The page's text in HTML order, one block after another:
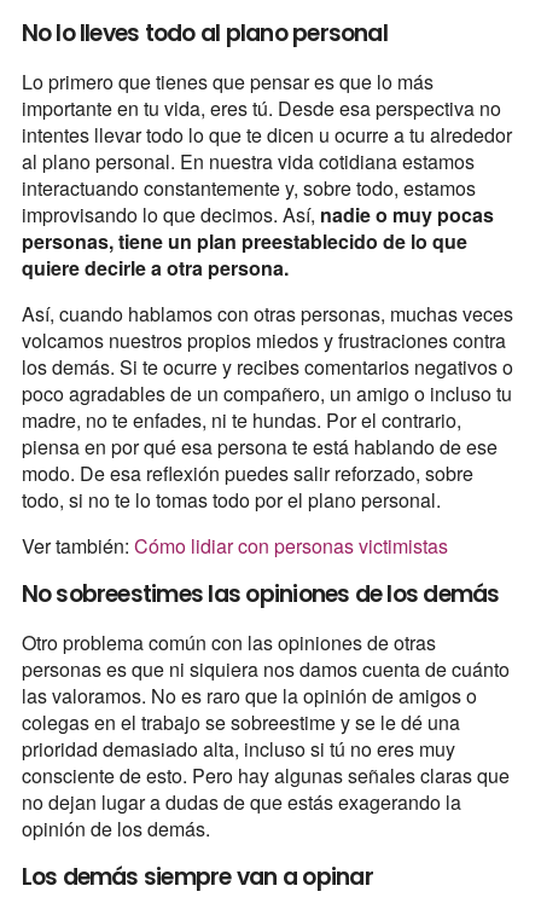
No lo lleves todo al plano personal
Lo primero que tienes que pensar es que lo más
importante en tu vida, eres tú. Desde esa perspectiva no
intentes llevar todo lo que te dicen u ocurre a tu alrededor
al plano personal. En nuestra vida cotidiana estamos
interactuando constantemente y, sobre todo, estamos
improvisando lo que decimos. Así, nadie o muy pocas
personas, tiene un plan preestablecido de lo que
quiere decirle a otra persona.
Así, cuando hablamos con otras personas, muchas veces
volcamos nuestros propios miedos y frustraciones contra
los demás. Si te ocurre y recibes comentarios negativos o
poco agradables de un compañero, un amigo o incluso tu
madre, no te enfades, ni te hundas. Por el contrario,
piensa en por qué esa persona te está hablando de ese
modo. De esa reflexión puedes salir reforzado, sobre
todo, si no te lo tomas todo por el plano personal.
Ver también: Cómo lidiar con personas victimistas
No sobreestimes las opiniones de los demás
Otro problema común con las opiniones de otras
personas es que ni siquiera nos damos cuenta de cuánto
las valoramos. No es raro que la opinión de amigos o
colegas en el trabajo se sobreestime y se le dé una
prioridad demasiado alta, incluso si tú no eres muy
consciente de esto. Pero hay algunas señales claras que
no dejan lugar a dudas de que estás exagerando la
opinión de los demás.
Los demás siempre van a opinar